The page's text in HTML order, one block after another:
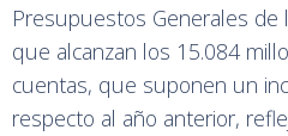
Presupuestos Generales de
que alcanzan los 15.084
cuentas, que suponen un
respecto al año anterior,